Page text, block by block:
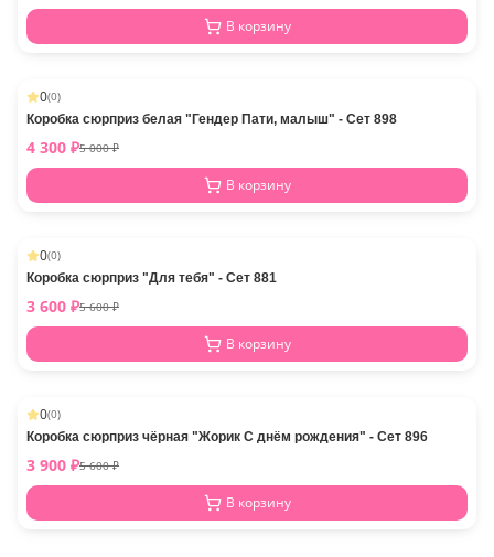
В корзину
-14%
0(0)
Коробка сюрприз белая "Гендер Пати, малыш" - Сет 898
4 300 ₽5 000₽
В корзину
-11%
0(0)
Коробка сюрприз "Для тебя" - Сет 881
3 600 ₽5 600₽
В корзину
-23%
0(0)
Коробка сюрприз чёрная "Жорик С днём рождения" - Сет 896
3 900 ₽5 600₽
В корзину